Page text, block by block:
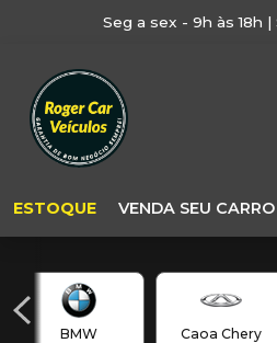
Seg a sex - 9h às 18h |
ESTOQUE VENDA SEU CARRO
BMW Caoa Chery